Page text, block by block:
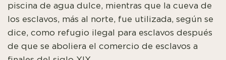
piscina de agua dulce, mientras que la cueva de
los esclavos, más al norte, fue utilizada, según se
dice, como refugio ilegal para esclavos después
de que se aboliera el comercio de esclavos a